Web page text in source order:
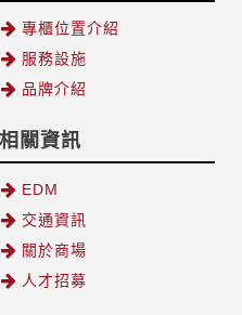
專櫃位置介紹
服務設施
品牌介紹
相關資訊
EDM
交通資訊
關於商場
人才招募